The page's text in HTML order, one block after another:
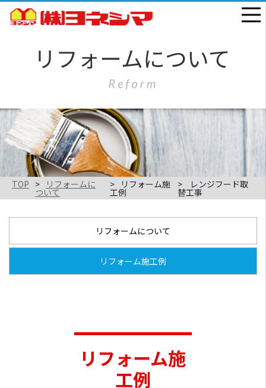
TOP リフォームに
ついて
リフォーム施
工例
レンジフード取
替工事
リフォームについて
リフォーム施工例
リフォーム施
工例